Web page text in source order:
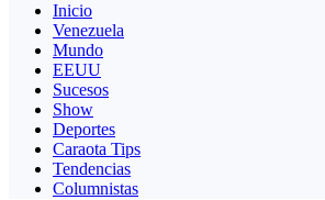
Inicio
Venezuela
Mundo
EEUU
Sucesos
Show
Deportes
Caraota Tips
Tendencias
Columnistas